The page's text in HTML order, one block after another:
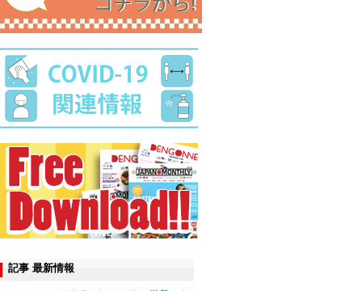
記事 最新情報